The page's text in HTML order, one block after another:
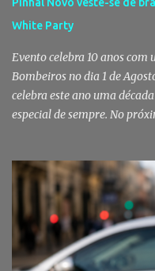
White Party
Evento celebra 10 anos
Bombeiros no dia 1 de
celebra este ano uma
especial de sempre. No
que parte das receitas
dos Bombeiros Voluntários
comunitário que sempre
essencial da festa de 1 de
primeira edição, a White
uma pista de dança ao ar